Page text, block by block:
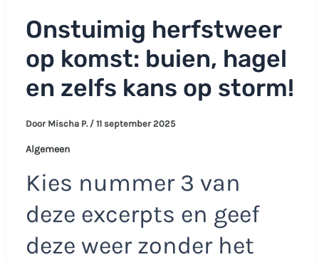
Onstuimig herfstweer
op komst: buien, hagel
en zelfs kans op storm!
Door Mischa P. / 11 september 2025
Algemeen
Kies nummer 3 van
deze excerpts en geef
deze weer zonder het